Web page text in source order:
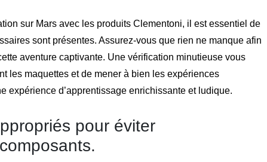
sur Mars avec les produits Clementoni, il est essentiel de
sont présentes. Assurez-vous que rien ne manque afin
aventure captivante. Une vérification minutieuse vous
les maquettes et de mener à bien les expériences
expérience d’apprentissage enrichissante et ludique.
pour éviter